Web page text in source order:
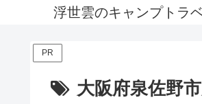
浮世雲のキャンプトラ
PR
大阪府泉佐野